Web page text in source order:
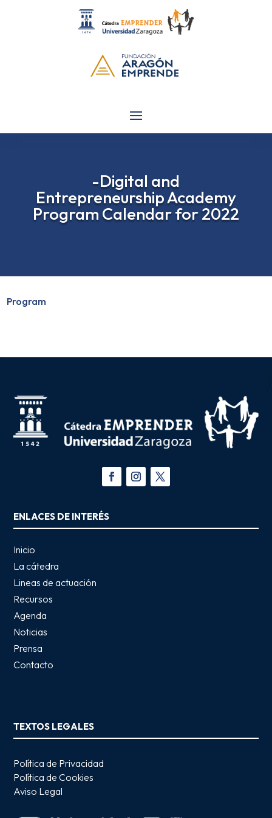
-Digital and
Entrepreneurship Academy
Program Calendar for 2022
Program
ENLACES DE INTERÉS
Inicio
La cátedra
Lineas de actuación
Recursos
Agenda
Noticias
Prensa
Contacto
TEXTOS LEGALES
Política de Privacidad
Política de Cookies
Aviso Legal